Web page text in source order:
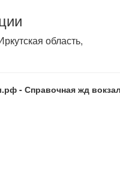
область,
- Справочная жд